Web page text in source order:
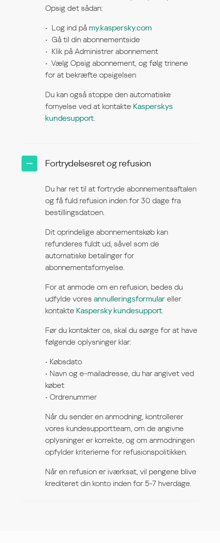
Opsig det sådan:
Log ind på my.kaspersky.com
Gå til din abonnementside
Klik på Administrer abonnement
Vælg Opsig abonnement, og følg trinene
for at bekræfte opsigelsen
Du kan også stoppe den automatiske
fornyelse ved at kontakte Kasperskys
kundesupport.
Fortrydelsesret og refusion
Du har ret til at fortryde abonnementsaftalen
og få fuld refusion inden for 30 dage fra
bestillingsdatoen.
Dit oprindelige abonnementskøb kan
refunderes fuldt ud, såvel som de
automatiske betalinger for
abonnementsfornyelse.
For at anmode om en refusion, bedes du
udfylde vores annulleringsformular eller
kontakte Kaspersky kundesupport.
Før du kontakter os, skal du sørge for at have
følgende oplysninger klar:
Købsdato
Navn og e-mailadresse, du har angivet ved
købet
Ordrenummer
Når du sender en anmodning, kontrollerer
vores kundesupportteam, om de angivne
oplysninger er korrekte, og om anmodningen
opfylder kriterierne for refusionspolitikken.
Når en refusion er iværksat, vil pengene blive
krediteret din konto inden for 5-7 hverdage.